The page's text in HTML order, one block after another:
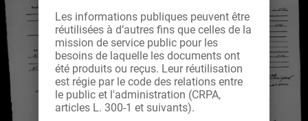
Les informations publiques peuvent être
réutilisées à d’autres fins que celles de la
mission de service public pour les
besoins de laquelle les documents ont
été produits ou reçus. Leur réutilisation
est régie par le code des relations entre
le public et l'administration (CRPA,
articles L. 300-1 et suivants).